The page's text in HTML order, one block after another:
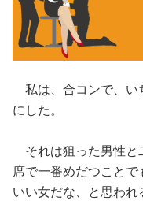
私は、合コンで、い
にした。
それは狙った男性と
席で一番めだつこと
いい女だな、と思われ